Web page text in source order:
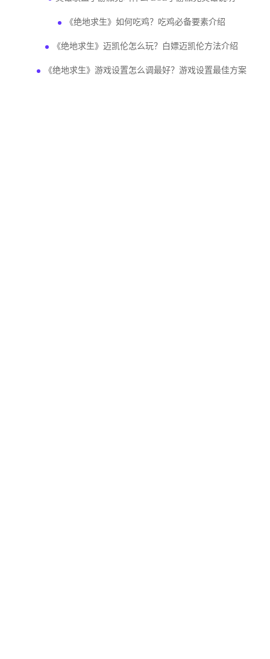
《绝地求生》如何吃鸡？吃鸡必备要素介绍
《绝地求生》迈凯伦怎么玩？白嫖迈凯伦方法介绍
《绝地求生》游戏设置怎么调最好？游戏设置最佳方案